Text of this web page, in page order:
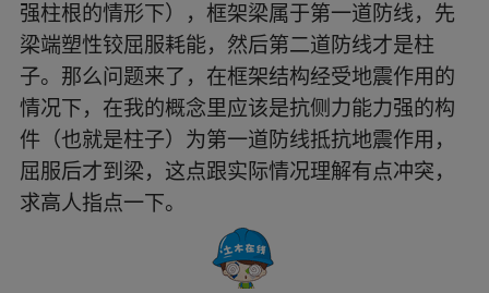
我的概念里应该是抗侧力能力强的构件（也就是柱
子）为第一道防线抵抗地震作用，屈服后才到梁，
这点跟实际情况理解有点冲突，求高人指点一下。
强柱根的情形下），框架梁属于第一道防线，先
梁端塑性铰屈服耗能，然后第二道防线才是柱
子。那么问题来了，在框架结构经受地震作用的
情况下，在我的概念里应该是抗侧力能力强的构
件（也就是柱子）为第一道防线抵抗地震作用，
屈服后才到梁，这点跟实际情况理解有点冲突，
求高人指点一下。